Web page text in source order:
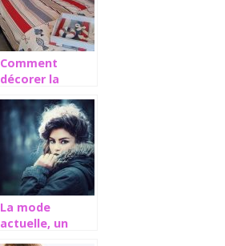
Comment
décorer la
enfants ?
La mode
actuelle, un